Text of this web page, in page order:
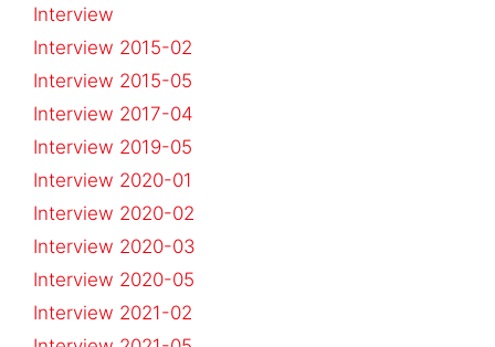
Interview
Interview 2015-02
Interview 2015-05
Interview 2017-04
Interview 2019-05
Interview 2020-01
Interview 2020-02
Interview 2020-03
Interview 2020-05
Interview 2021-02